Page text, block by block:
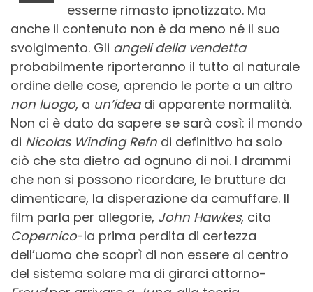
esserne rimasto ipnotizzato. Ma
anche il contenuto non è da meno né il suo
svolgimento. Gli angeli della vendetta
probabilmente riporteranno il tutto al naturale
ordine delle cose, aprendo le porte a un altro
non luogo, a un’ideadi apparente normalità.
Non ci è dato da sapere se sarà così: il mondo
di Nicolas Winding Refn di definitivo ha solo
ciò che sta dietro ad ognuno di noi. I drammi
che non si possono ricordare, le brutture da
dimenticare, la disperazione da camuffare. Il
film parla per allegorie, John Hawkes, cita
Copernico-la prima perdita di certezza
dell’uomo che scoprì di non essere al centro
del sistema solare ma di girarci attorno-